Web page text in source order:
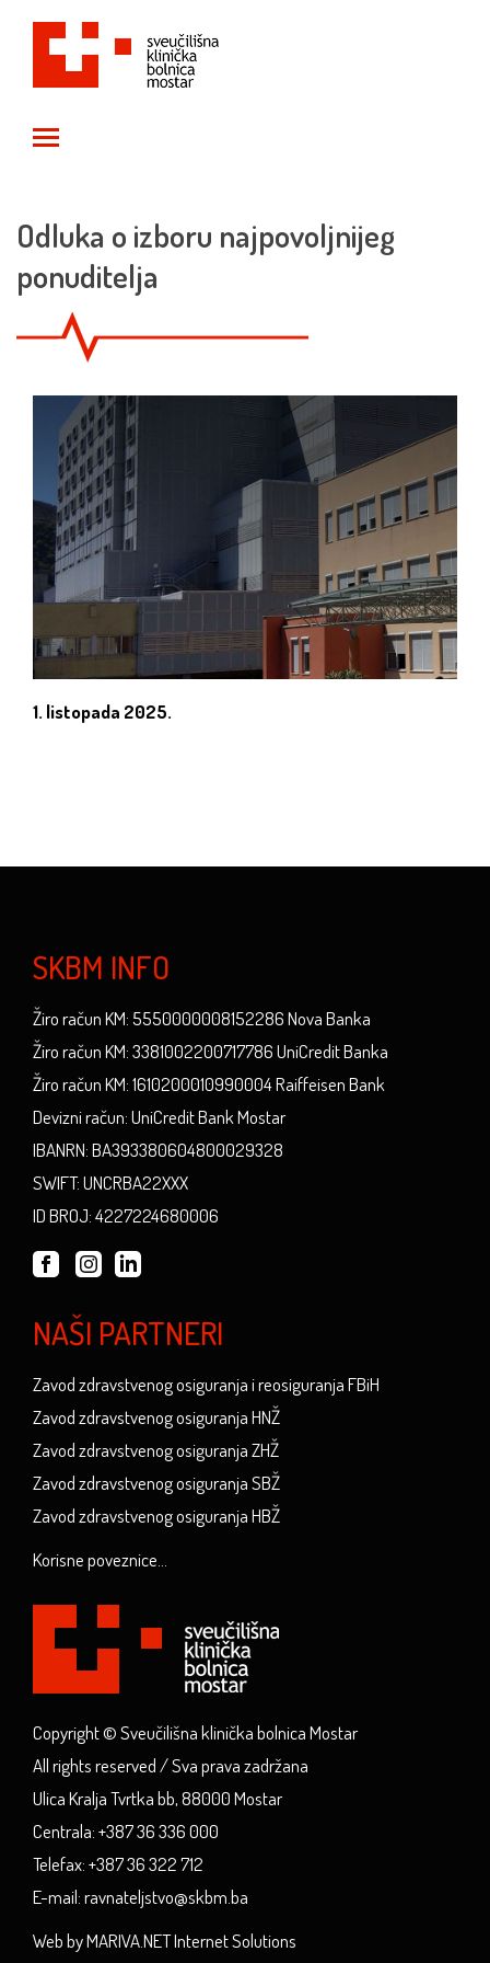
Odluka o izboru najpovoljnijeg
ponuditelja
1. listopada 2025.
SKBM INFO
Žiro račun KM: 5550000008152286 Nova Banka
Žiro račun KM: 3381002200717786 UniCredit Banka
Žiro račun KM: 1610200010990004 Raiffeisen Bank
Devizni račun: UniCredit Bank Mostar
IBANRN: BA393380604800029328
SWIFT: UNCRBA22XXX
ID BROJ: 4227224680006
NAŠI PARTNERI
Zavod zdravstvenog osiguranja i reosiguranja FBiH
Zavod zdravstvenog osiguranja HNŽ
Zavod zdravstvenog osiguranja ZHŽ
Zavod zdravstvenog osiguranja SBŽ
Zavod zdravstvenog osiguranja HBŽ
Korisne poveznice...
Copyright © Sveučilišna klinička bolnica Mostar
All rights reserved / Sva prava zadržana
Ulica Kralja Tvrtka bb, 88000 Mostar
Centrala: +387 36 336 000
Telefax: +387 36 322 712
E-mail: ravnateljstvo@skbm.ba
Web by MARIVA.NET Internet Solutions